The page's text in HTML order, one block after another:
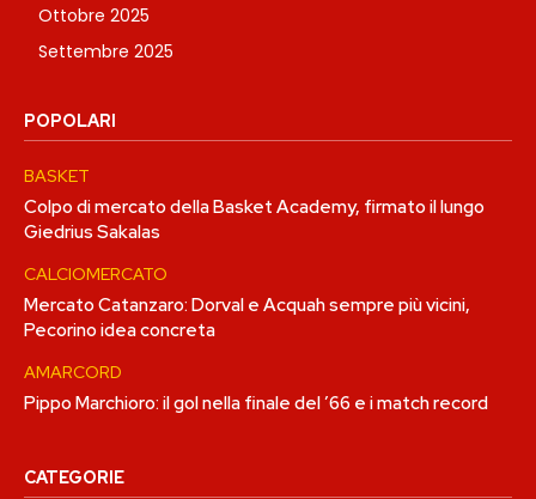
Ottobre 2025
Settembre 2025
POPOLARI
BASKET
Colpo di mercato della Basket Academy, firmato il lungo
Giedrius Sakalas
CALCIOMERCATO
Mercato Catanzaro: Dorval e Acquah sempre più vicini,
Pecorino idea concreta
AMARCORD
Pippo Marchioro: il gol nella finale del ’66 e i match record
CATEGORIE